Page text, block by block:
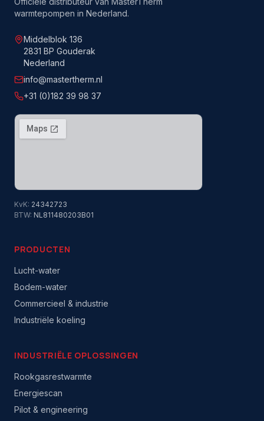
warmtepompen in Nederland.
Middelblok 136
2831 BP Gouderak
Nederland
info@mastertherm.nl
+31 (0)182 39 98 37
KvK: 24342723
BTW: NL811480203B01
PRODUCTEN
Lucht-water
Bodem-water
Commercieel & industrie
Industriële koeling
INDUSTRIËLE OPLOSSINGEN
Rookgasrestwarmte
Energiescan
Pilot & engineering